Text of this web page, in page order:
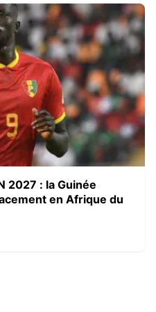
2027 : la Guinée
en Afrique du